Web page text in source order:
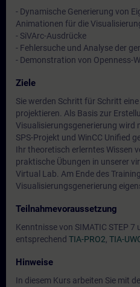
- Dynamische Generierung von
Animationen für die
- SiVArc-Ausdrücke
- Fehlersuche und Analyse der
- Demonstration von Openness-
Ziele
Sie werden Schritt für Schritt
projektieren. Als Basis zur
Visualisierungsgenerierung wird
SPS-Projekt und WinCC Unified
Ihr theoretisch erlerntes Wissen
praktische Übungen in unserer
Virtual Lab. Am Ende des
Visualisierungsgenerierung
Teilnahmevoraussetzung
Kenntnisse von SIMATIC STEP 7
entsprechend TIA-PRO2, TIA-
Hinweise
In diesem Kurs arbeiten Sie mit